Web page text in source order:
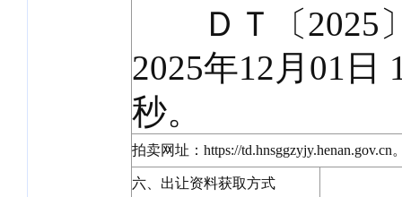
ＤＴ〔2025
2025年12月01日
秒。
拍卖网址：https://td.hnsggzyjy.henan.gov.cn
六、出让资料获取方式